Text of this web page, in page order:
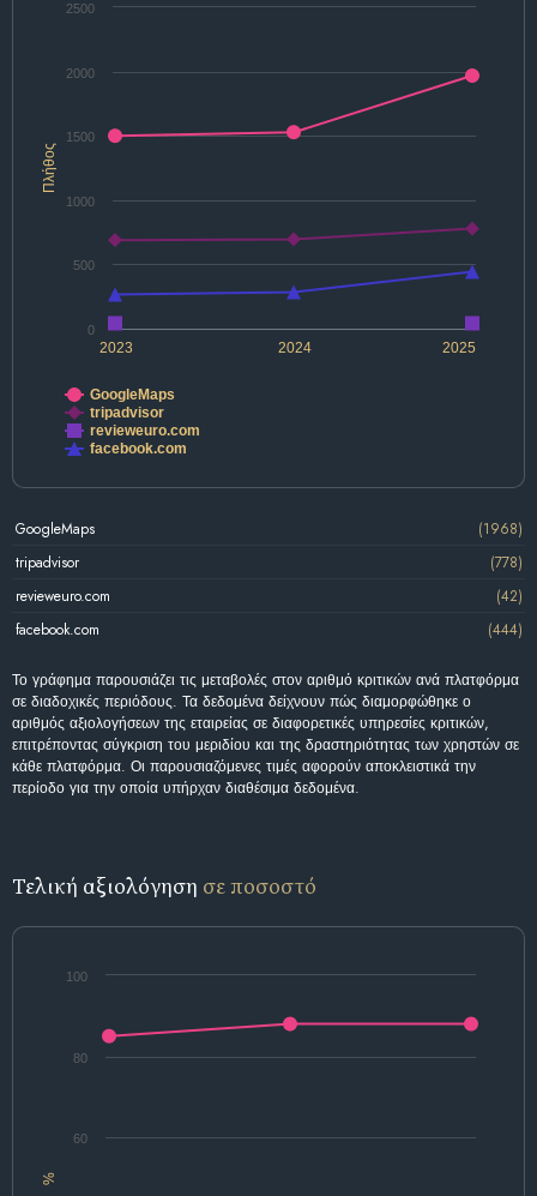
Πλήθος
2023 2024 2025
0
500
1000
1500
2000
2500
GoogleMaps
tripadvisor
revieweuro.com
facebook.com
GoogleMaps
(1968)
tripadvisor
(778)
revieweuro.com
(42)
facebook.com
(444)
Το γράφημα παρουσιάζει τις μεταβολές στον αριθμό κριτικών ανά πλατφόρμα
σε διαδοχικές περιόδους. Τα δεδομένα δείχνουν πώς διαμορφώθηκε ο
αριθμός αξιολογήσεων της εταιρείας σε διαφορετικές υπηρεσίες κριτικών,
επιτρέποντας σύγκριση του μεριδίου και της δραστηριότητας των χρηστών σε
κάθε πλατφόρμα. Οι παρουσιαζόμενες τιμές αφορούν αποκλειστικά την
περίοδο για την οποία υπήρχαν διαθέσιμα δεδομένα.
Τελική αξιολόγηση σε ποσοστό
%
60
80
100